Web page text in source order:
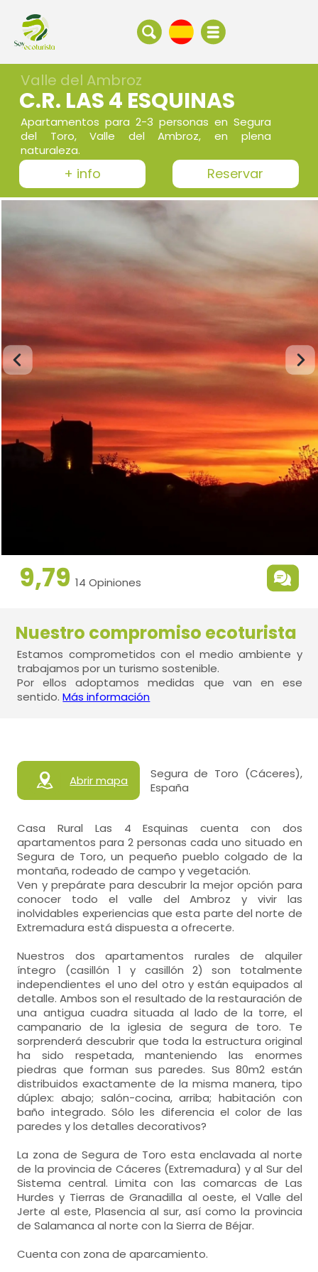
Valle del Ambroz
C.R. LAS 4 ESQUINAS
Apartamentos para 2-3 personas en Segura
del Toro, Valle del Ambroz, en plena
naturaleza.
+ info Reservar
9,79 14 Opiniones
Nuestro compromiso ecoturista
Estamos comprometidos con el medio ambiente y
trabajamos por un turismo sostenible.
Por ellos adoptamos medidas que van en ese
sentido.Más información
Abrir mapa
Segura de Toro (Cáceres),
España
Casa Rural Las 4 Esquinas cuenta con dos
apartamentos para 2 personas cada uno situado en
Segura de Toro, un pequeño pueblo colgado de la
montaña, rodeado de campo y vegetación.
Ven y prepárate para descubrir la mejor opción para
conocer todo el valle del Ambroz y vivir las
inolvidables experiencias que esta parte del norte de
Extremadura está dispuesta a ofrecerte.
Nuestros dos apartamentos rurales de alquiler
íntegro (casillón 1 y casillón 2) son totalmente
independientes el uno del otro y están equipados al
detalle. Ambos son el resultado de la restauración de
una antigua cuadra situada al lado de la torre, el
campanario de la iglesia de segura de toro. Te
sorprenderá descubrir que toda la estructura original
ha sido respetada, manteniendo las enormes
piedras que forman sus paredes. Sus 80m2 están
distribuidos exactamente de la misma manera, tipo
dúplex: abajo; salón-cocina, arriba; habitación con
baño integrado. Sólo les diferencia el color de las
paredes y los detalles decorativos?
La zona de Segura de Toro esta enclavada al norte
de la provincia de Cáceres (Extremadura) y al Sur del
Sistema central. Limita con las comarcas de Las
Hurdes y Tierras de Granadilla al oeste, el Valle del
Jerte al este, Plasencia al sur, así como la provincia
de Salamanca al norte con la Sierra de Béjar.
Cuenta con zona de aparcamiento.